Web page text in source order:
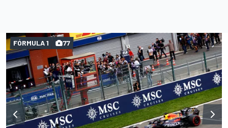
FÓRMULA 1 77